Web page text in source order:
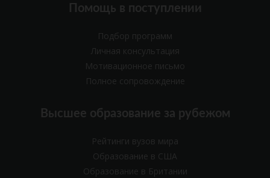
Помощь в поступлении
Подбор программ
Личная консультация
Мотивационное письмо
Полное сопровождение
Высшее образование за рубежом
Рейтинги вузов мира
Образование в США
Образование в Британии